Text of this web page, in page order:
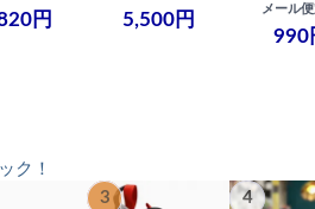
円 5,500円
メール
990
ク！
3 4